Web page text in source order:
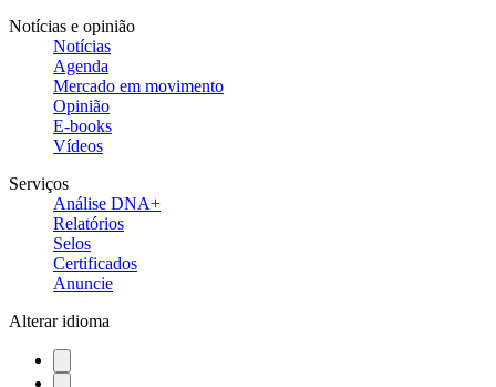
Notícias e opinião
Notícias
Agenda
Mercado em movimento
Opinião
E-books
Vídeos
Serviços
Análise DNA+
Relatórios
Selos
Certificados
Anuncie
Alterar idioma